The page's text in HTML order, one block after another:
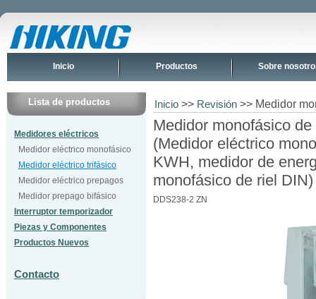
Inicio Productos Sobre
Lista de productos
Medidores eléctricos
Medidor eléctrico monofásico
Medidor eléctrico trifásico
Medidor eléctrico prepagos
Medidor prepago bifásico
Interruptor temporizador
Piezas y Componentes
Productos Nuevos
Contacto
Inicio >> Revisión >> Medidor
Medidor monofásico
(Medidor eléctrico
KWH, medidor de
monofásico de riel DIN)
DDS238-2 ZN